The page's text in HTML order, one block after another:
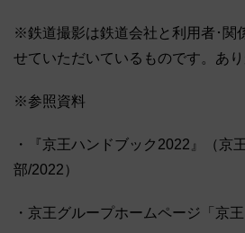
※鉄道撮影は鉄道会社と利用者･関
せていただいているものです。あ
※参照資料
・『京王ハンドブック2022』（京
部/2022）
・京王グループホームページ「京